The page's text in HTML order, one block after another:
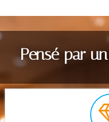
Pensé par